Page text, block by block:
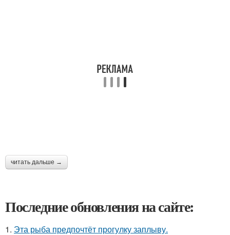
читать дальше →
Последние обновления на сайте:
1. Эта рыба предпочтёт прогулку заплыву.